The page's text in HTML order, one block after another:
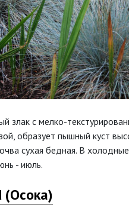
злак с мелко-
образует пышный куст
сухая бедная. В
- июль.
(Осока)